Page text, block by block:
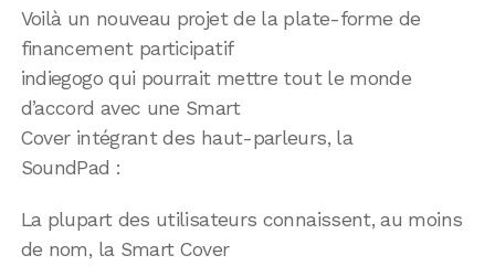
Voilà un nouveau projet de la plate-forme de
financement participatif
indiegogo qui pourrait mettre tout le monde
d’accord avec une Smart
Cover intégrant des haut-parleurs, la
SoundPad :
La plupart des utilisateurs connaissent, au moins
de nom, la Smart Cover